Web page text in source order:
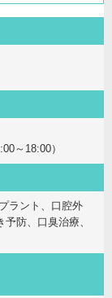
～18:00）
ラント、口腔外
防、口臭治療、